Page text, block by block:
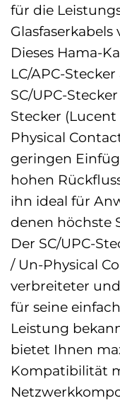
für die
Dieses Hama-
LC/APC-
SC/UPC-
Stecker
Physical
geringen
hohen
ihn ideal für
denen höchste
Der SC/UPC-
/ Un-Physical
verbreiteter
für seine
Leistung
bietet Ihnen
Kompatibilität